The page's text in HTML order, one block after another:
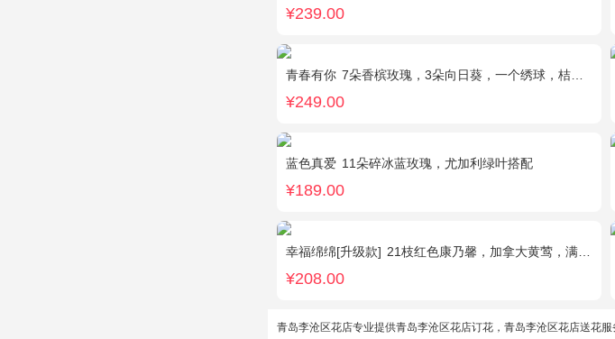
¥239.00
青春有你 7朵香槟玫瑰，3朵向日葵，一个绣球，桔梗、配花、配草搭配
¥249.00
蓝色真爱 11朵碎冰蓝玫瑰，尤加利绿叶搭配
¥189.00
幸福绵绵[升级款] 21枝红色康乃馨，加拿大黄莺，满天星间插丰满
¥208.00
青岛李沧区花店专业提供青岛李沧区花店订花，青岛李沧区花店送花